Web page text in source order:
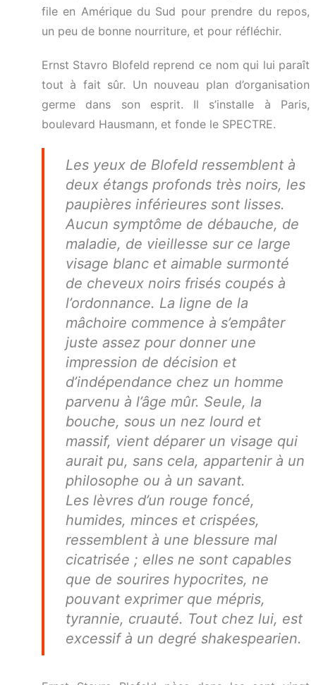
file en Amérique du Sud pour prendre du repos,
un peu de bonne nourriture, et pour réfléchir.
Ernst Stavro Blofeld reprend ce nom qui lui paraît
tout à fait sûr. Un nouveau plan d’organisation
germe dans son esprit. Il s’installe à Paris,
boulevard Hausmann, et fonde le SPECTRE.
Les yeux de Blofeld ressemblent à
deux étangs profonds très noirs, les
paupières inférieures sont lisses.
Aucun symptôme de débauche, de
maladie, de vieillesse sur ce large
visage blanc et aimable surmonté
de cheveux noirs frisés coupés à
l’ordonnance. La ligne de la
mâchoire commence à s’empâter
juste assez pour donner une
impression de décision et
d’indépendance chez un homme
parvenu à l’âge mûr. Seule, la
bouche, sous un nez lourd et
massif, vient déparer un visage qui
aurait pu, sans cela, appartenir à un
philosophe ou à un savant.
Les lèvres d’un rouge foncé,
humides, minces et crispées,
ressemblent à une blessure mal
cicatrisée ; elles ne sont capables
que de sourires hypocrites, ne
pouvant exprimer que mépris,
tyrannie, cruauté. Tout chez lui, est
excessif à un degré shakespearien.